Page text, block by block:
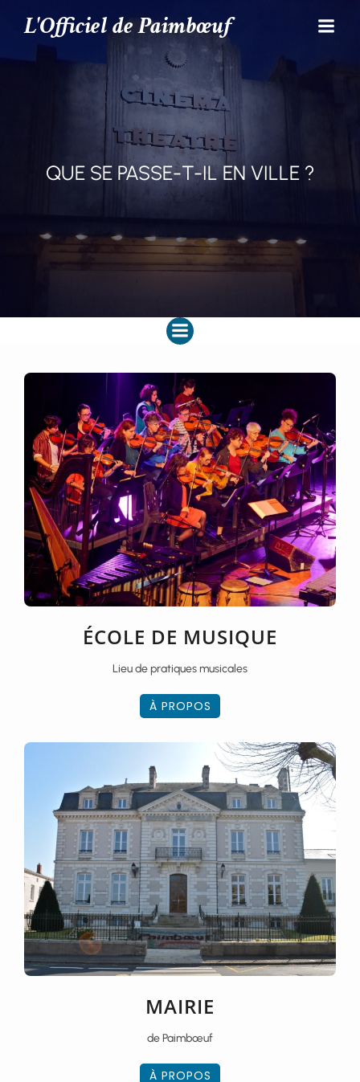
L'Officiel de Paimbœuf
QUE SE PASSE-T-IL EN VILLE ?
ÉCOLE DE MUSIQUE
Lieu de pratiques musicales
À PROPOS
MAIRIE
de Paimbœuf
À PROPOS